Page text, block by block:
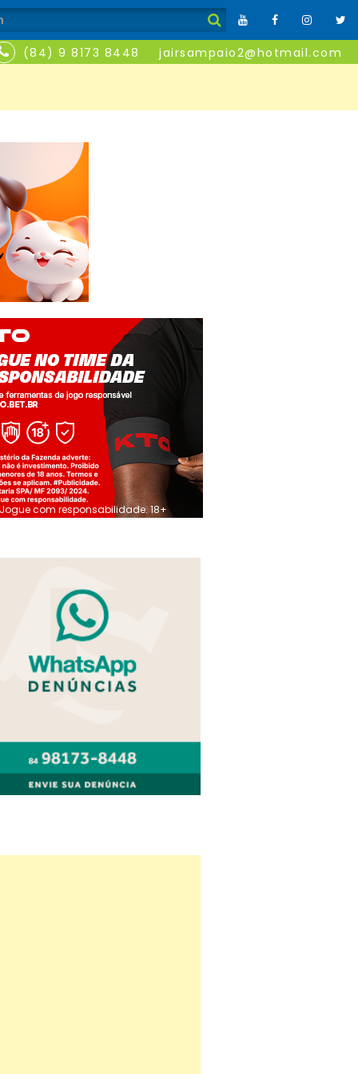
(84) 9 8173 8448 jairsampaio2@hotmail.com
Jogue com responsabilidade. 18+